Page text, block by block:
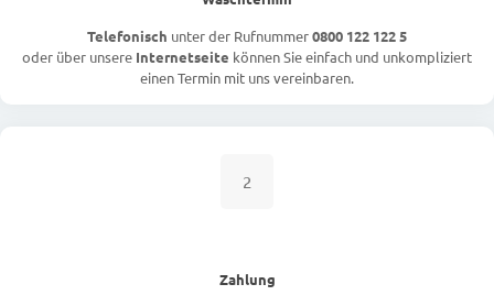
Telefonisch unter der Rufnummer0800 122 122 5
oder über unsere Internetseite können Sie einfach und unkompliziert
einen Termin mit uns vereinbaren.
2
Zahlung